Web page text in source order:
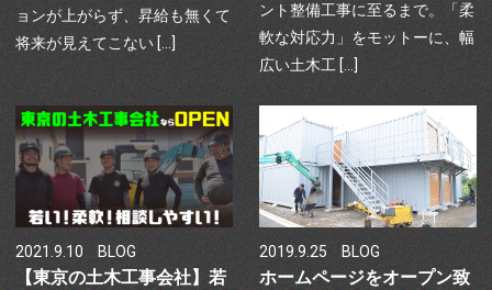
ョンが上がらず、昇給も無くて
将来が見えてこない […]
ント整備工事に至るまで。「柔
軟な対応力」をモットーに、幅
広い土木工 […]
2021.9.10 BLOG
【東京の土木工事会社】若
2019.9.25 BLOG
ホームページをオープン致